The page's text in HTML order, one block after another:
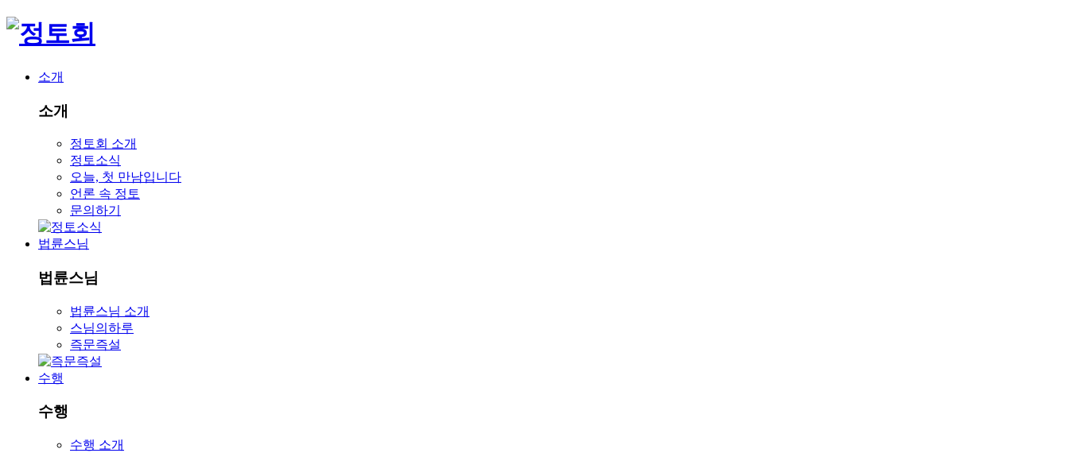
소개
소개
정토회 소개
정토소식
오늘, 첫 만남입니다
언론 속 정토
문의하기
법륜스님
법륜스님
법륜스님 소개
스님의하루
즉문즉설
수행
수행
수행 소개